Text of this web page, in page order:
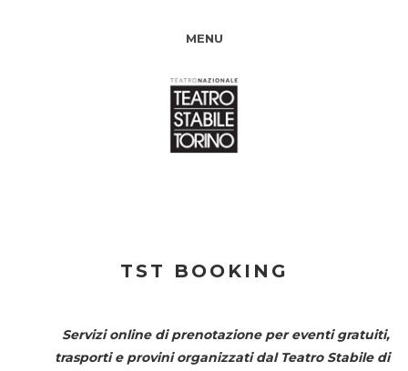
MENU
TST BOOKING
Servizi online di prenotazione per eventi gratuiti,
trasporti e provini organizzati dal Teatro Stabile di